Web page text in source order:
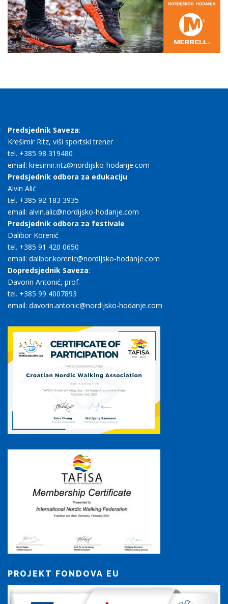
Predsjednik Saveza:
Krešimir Ritz, viši sportski trener
tel. +385 98 319480
email: kresimir.ritz@nordijsko-hodanje.com
Predsjednik odbora za edukaciju
Alvin Alić
tel. +385 92 183 3935
email: alvin.alic@nordijsko-hodanje.com
Predsjednik odbora za festivale
Dalibor Korenić
tel. +385 91 420 0650
email: dalibor.korenic@nordijsko-hodanje.com
Dopredsjednik Saveza:
Davorin Antonić, prof.
tel. +385 99 4007893
email: davorin.antonic@nordijsko-hodanje.com
PROJEKT FONDOVA EU